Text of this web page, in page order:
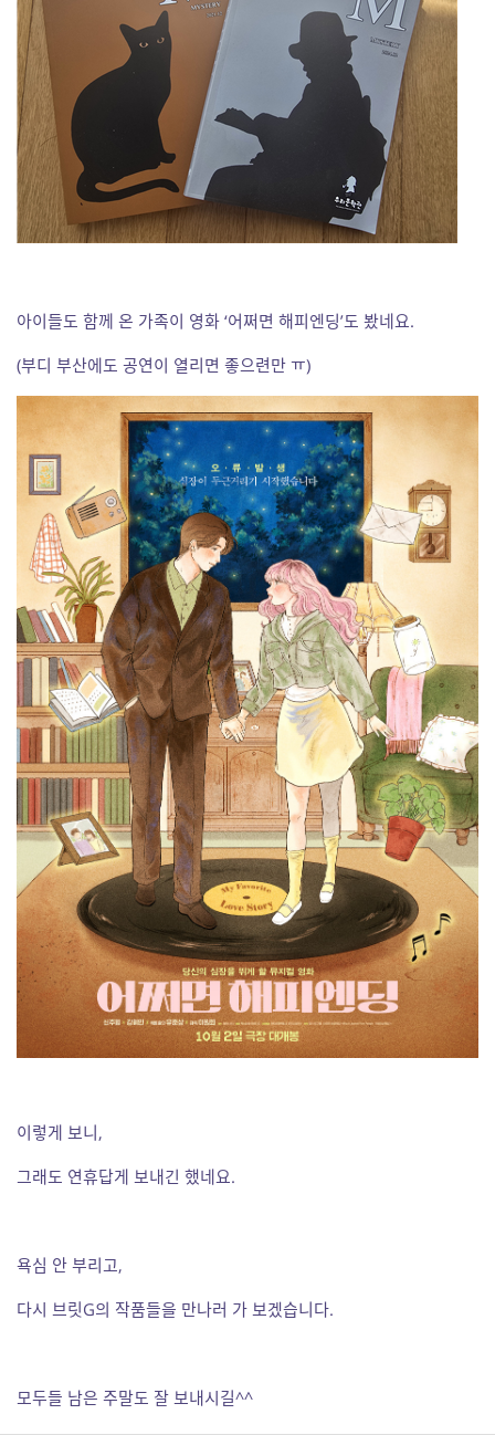
아이들도 함께 온 가족이 영화 ‘어쩌면 해피엔딩’도 봤네요.
(부디 부산에도 공연이 열리면 좋으련만 ㅠ)
이렇게 보니,
그래도 연휴답게 보내긴 했네요.
욕심 안 부리고,
다시 브릿G의 작품들을 만나러 가 보겠습니다.
모두들 남은 주말도 잘 보내시길^^